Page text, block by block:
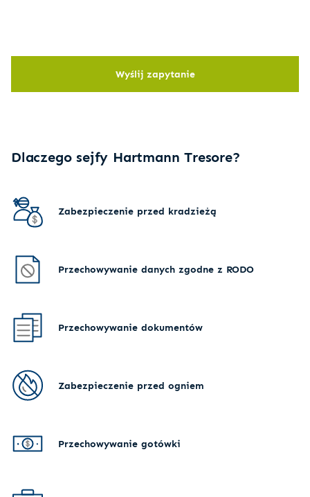
Wyślij zapytanie
Dlaczego sejfy Hartmann Tresore?
Zabezpieczenie przed kradzieżą
Przechowywanie danych zgodne z RODO
Przechowywanie dokumentów
Zabezpieczenie przed ogniem
Przechowywanie gotówki